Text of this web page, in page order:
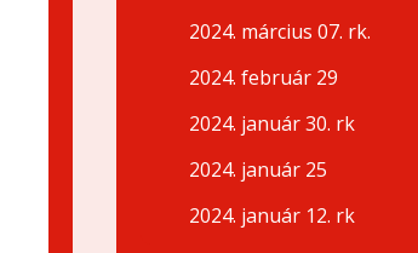
2024. március 07. rk.
2024. február 29
2024. január 30. rk
2024. január 25
2024. január 12. rk